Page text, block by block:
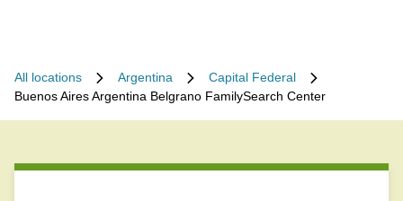
All locations Argentina
Capital Federal
Buenos Aires Argentina Belgrano FamilySearch Center